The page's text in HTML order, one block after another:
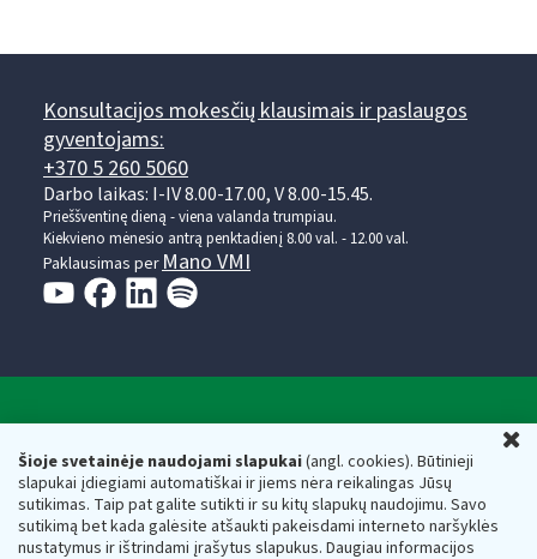
Šioje svetainėje naudojami slapukai(angl. cookies). Būtinieji
slapukai įdiegiami automatiškai ir jiems nėra reikalingas Jūsų
sutikimas. Taip pat galite sutikti ir su kitų slapukų naudojimu. Savo
sutikimą bet kada galėsite atšaukti pakeisdami interneto naršyklės
nustatymus ir ištrindami įrašytus slapukus. Daugiau informacijos
Konsultacijos mokesčių klausimais ir paslaugos
gyventojams:
+370 5 260 5060
Darbo laikas: I-IV 8.00-17.00, V 8.00-15.45.
Prieššventinę dieną - viena valanda trumpiau.
Kiekvieno mėnesio antrą penktadienį 8.00 val. - 12.00 val.
Paklausimas per Mano VMI
Respublikos finansų ministerijos
Biudžetinė įstaiga. Juridinio asmens kodas — 188659752,
adresas: Vasario 16-osios g. 14, 01107 Vilnius, Lietuva, el.paštas:
vmi@vmi.lt, E. pristatymo dėžutės adresas 188659752